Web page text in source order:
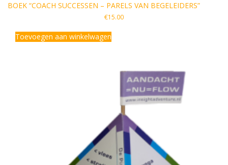
BOEK “COACH SUCCESSEN – PARELS VAN BEGELEIDERS”
€15.00
Toevoegen aan winkelwagen